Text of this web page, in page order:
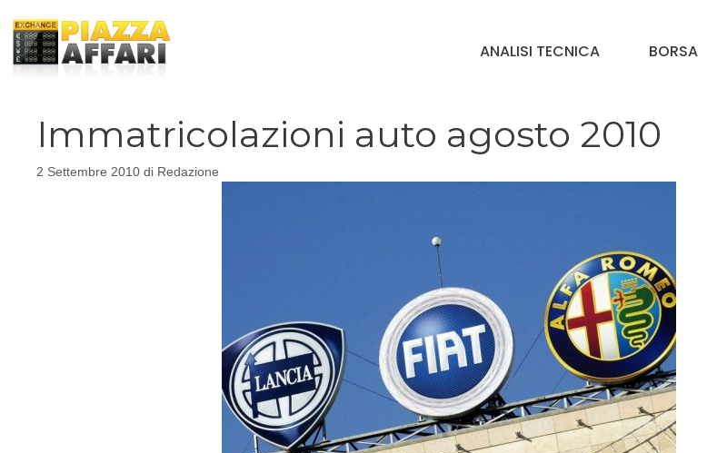
contenuto
ANALISI TECNICA BORSA
Immatricolazioni auto agosto 2010
2 Settembre 2010 di Redazione